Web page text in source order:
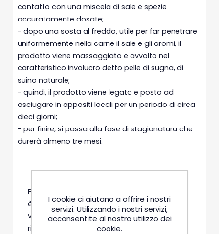
contatto con una miscela di sale e spezie
accuratamente dosate;
- dopo una sosta al freddo, utile per far penetrare
uniformemente nella carne il sale e gli aromi, il
prodotto viene massaggiato e avvolto nel
caratteristico involucro detto pelle di sugna, di
suino naturale;
- quindi, il prodotto viene legato e posto ad
asciugare in appositi locali per un periodo di circa
dieci giorni;
- per finire, si passa alla fase di stagionatura che
durerà almeno tre mesi.
Prima di poter acquistare questo prodotto
è necessaria la conferma da parte del
venditore. Clicca il pulsante e sarai
ricontattato in brevissimo tempo
I cookie ci aiutano a offrire i nostri
servizi. Utilizzando i nostri servizi,
acconsentite al nostro utilizzo dei
cookie.